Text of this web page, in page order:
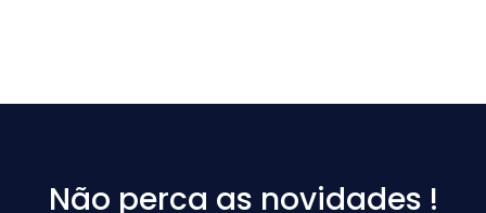
Não perca as novidades !